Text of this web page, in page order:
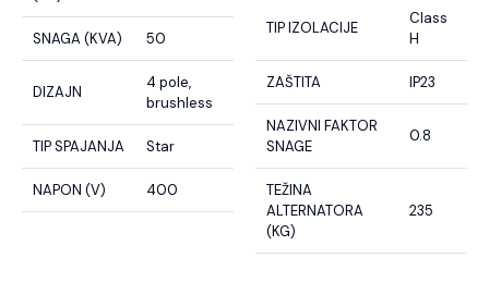
SNAGA (KVA) 50
DIZAJN
4 pole,
brushless
TIP SPAJANJA Star
NAPON (V) 400
TIP IZOLACIJE
Class
H
ZAŠTITA IP23
NAZIVNI FAKTOR
SNAGE
0.8
TEŽINA
ALTERNATORA
(KG)
235